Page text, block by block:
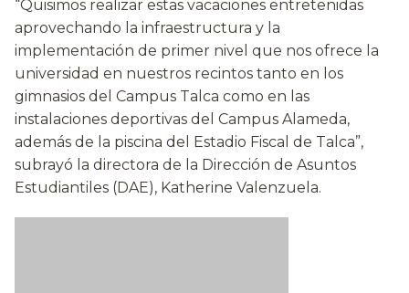
“Quisimos realizar estas vacaciones entretenidas
aprovechando la infraestructura y la
implementación de primer nivel que nos ofrece la
universidad en nuestros recintos tanto en los
gimnasios del Campus Talca como en las
instalaciones deportivas del Campus Alameda,
además de la piscina del Estadio Fiscal de Talca”,
subrayó la directora de la Dirección de Asuntos
Estudiantiles (DAE), Katherine Valenzuela.